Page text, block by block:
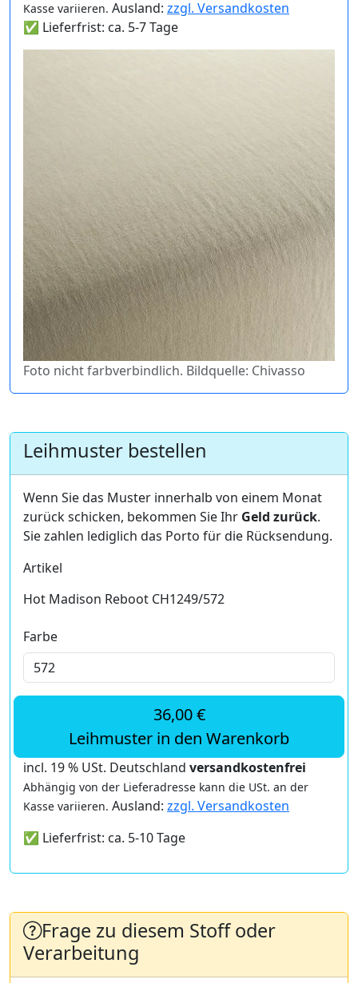
Kasse variieren. Ausland: zzgl. Versandkosten
✅ Lieferfrist: ca. 5-7 Tage
Foto nicht farbverbindlich. Bildquelle: Chivasso
Leihmuster bestellen
Wenn Sie das Muster innerhalb von einem Monat
zurück schicken, bekommen Sie Ihr Geld zurück.
Sie zahlen lediglich das Porto für die Rücksendung.
Artikel
Hot Madison Reboot CH1249/572
Farbe
36,00 €
Leihmuster in den Warenkorb
incl. 19 % USt. Deutschland versandkostenfrei
Abhängig von der Lieferadresse kann die USt. an der
Kasse variieren. Ausland: zzgl. Versandkosten
✅ Lieferfrist: ca. 5-10 Tage
Frage zu diesem Stoff oder
Verarbeitung